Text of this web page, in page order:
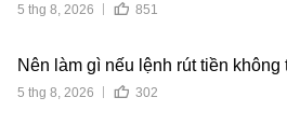
5 thg 8, 2026 851
Nên làm gì nếu lệnh rút tiền không
5 thg 8, 2026 302